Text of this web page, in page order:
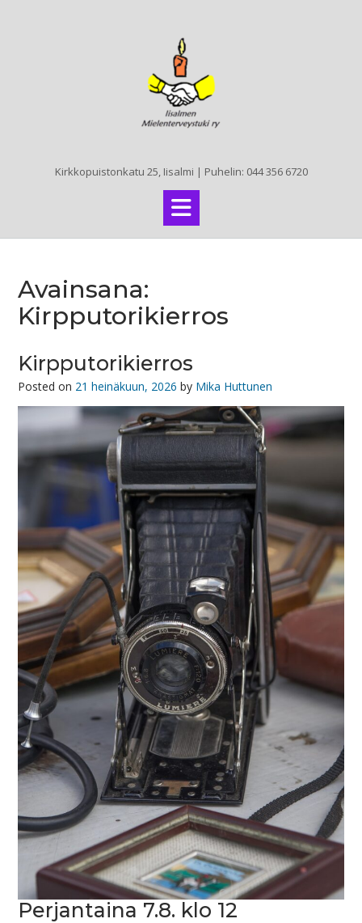
Kirkkopuistonkatu 25, Iisalmi | Puhelin: 044 356 6720
Avainsana:
Kirpputorikierros
Kirpputorikierros
Posted on 21 heinäkuun, 2026 by Mika Huttunen
Perjantaina 7.8. klo 12